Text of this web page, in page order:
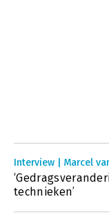
Interview | Marcel
technieken’